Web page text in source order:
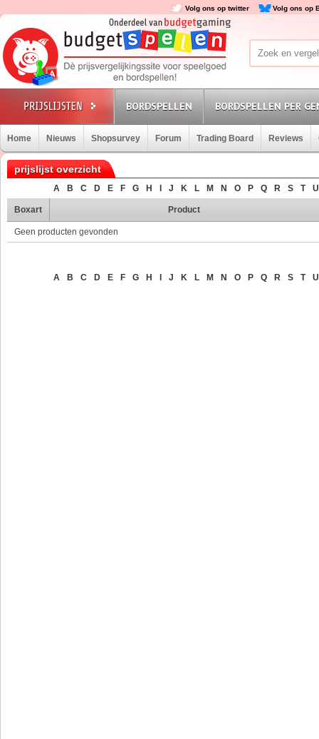
Volg ons op twitter Volg ons op
BORDSPELLEN BORDSPELLEN PER
Home Nieuws Shopsurvey Forum Trading Board Reviews
prijslijst overzicht
A B C D E F G H J K L M N O P Q R S T U
Boxart Product
Geen producten gevonden
A B C D E F G H J K L M N O P Q R S T U